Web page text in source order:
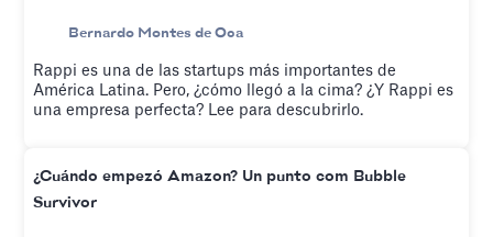
Bernardo Montes de Oca
Rappi es una de las startups más importantes de
América Latina. Pero, ¿cómo llegó a la cima? ¿Y Rappi es
una empresa perfecta? Lee para descubrirlo.
¿Cuándo empezó Amazon? Un punto com Bubble
Survivor